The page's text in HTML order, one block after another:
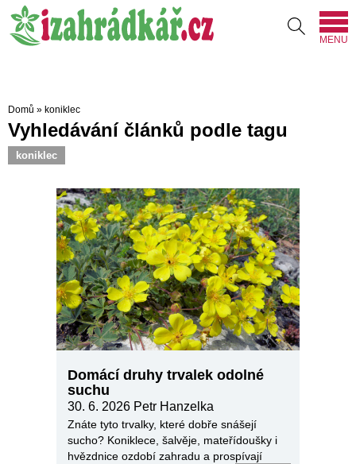
MENU
Domů » koniklec
Vyhledávání článků podle tagu
koniklec
Domácí druhy trvalek odolné
suchu
30. 6. 2026 Petr Hanzelka
Znáte tyto trvalky, které dobře snášejí
sucho? Koniklece, šalvěje, mateřídoušky i
hvězdnice ozdobí zahradu a prospívají